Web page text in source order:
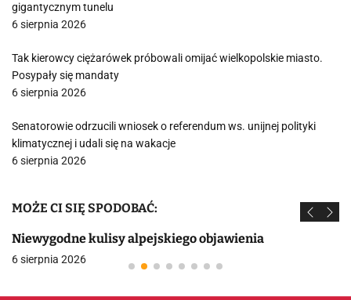
gigantycznym tunelu
6 sierpnia 2026
Tak kierowcy ciężarówek próbowali omijać wielkopolskie miasto.
Posypały się mandaty
6 sierpnia 2026
Senatorowie odrzucili wniosek o referendum ws. unijnej polityki
klimatycznej i udali się na wakacje
6 sierpnia 2026
MOŻE CI SIĘ SPODOBAĆ:
Niewygodne kulisy alpejskiego objawienia
6 sierpnia 2026